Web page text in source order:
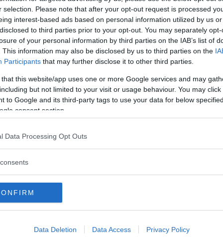
selection. Please note that after your opt-out request is processed
interest-based ads based on personal information utilized by us
to third parties prior to your opt-out. You may separately
of your personal information by third parties on the IAB’s list of
This information may also be disclosed by us to third parties on the
Participants that may further disclose it to other third parties.
that this website/app uses one or more Google services and may
but not limited to your visit or usage behaviour. You may
to Google and its third-party tags to use your data for below
consent section.
Data Processing Opt Outs
Data Deletion Data Access Privacy Policy
Utile (0)
per i più piccoli »
detergente all’avena e camomilla è delicatissimo
a leggere